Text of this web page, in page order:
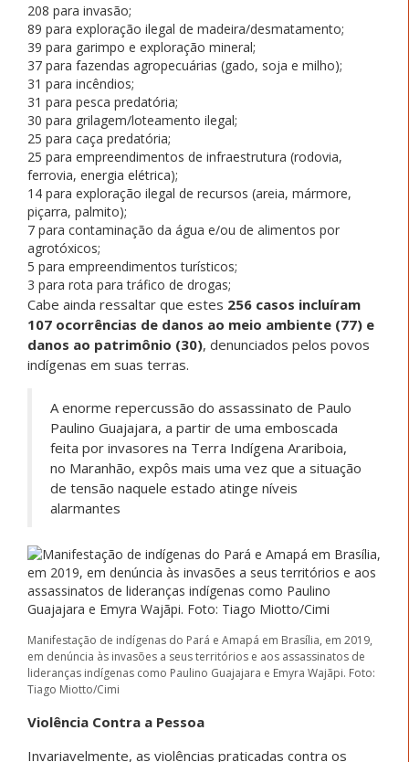
208 para invasão;
89 para exploração ilegal de madeira/desmatamento;
39 para garimpo e exploração mineral;
37 para fazendas agropecuárias (gado, soja e milho);
31 para incêndios;
31 para pesca predatória;
30 para grilagem/loteamento ilegal;
25 para caça predatória;
25 para empreendimentos de infraestrutura (rodovia,
ferrovia, energia elétrica);
14 para exploração ilegal de recursos (areia, mármore,
piçarra, palmito);
7 para contaminação da água e/ou de alimentos por
agrotóxicos;
5 para empreendimentos turísticos;
3 para rota para tráfico de drogas;
Cabe ainda ressaltar que estes 256 casos incluíram
107 ocorrências de danos ao meio ambiente (77) e
danos ao patrimônio (30), denunciados pelos povos
indígenas em suas terras.
A enorme repercussão do assassinato de Paulo
Paulino Guajajara, a partir de uma emboscada
feita por invasores na Terra Indígena Arariboia,
no Maranhão, expôs mais uma vez que a situação
de tensão naquele estado atinge níveis
alarmantes
Manifestação de indígenas do Pará e Amapá em Brasília, em 2019,
em denúncia às invasões a seus territórios e aos assassinatos de
lideranças indígenas como Paulino Guajajara e Emyra Wajãpi. Foto:
Tiago Miotto/Cimi
Violência Contra a Pessoa
Invariavelmente, as violências praticadas contra os